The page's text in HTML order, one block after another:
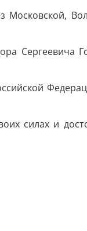
Сергеевича
силах и